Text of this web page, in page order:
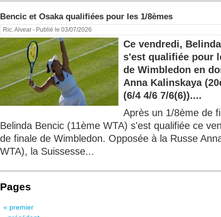
Bencic et Osaka qualifiées pour les 1/8èmes
Ric. Alvear- Publié le 03/07/2026
Ce vendredi,
s'est qualifiée pour
de Wimbledon en
Anna Kalinskaya
(6/4 4/6 7/6(6))....
Après un 1/8ème de
Belinda Bencic (11ème WTA) s'est qualifiée ce
de finale de Wimbledon. Opposée à la Russe
WTA), la Suissesse...
Pages
« premier